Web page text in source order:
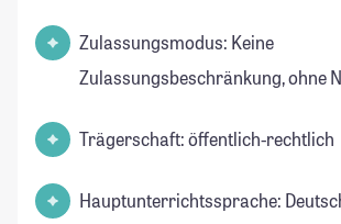
Zulassungsmodus: Keine
Zulassungsbeschränkung, ohne
Trägerschaft: öffentlich-rechtlich
Hauptunterrichtssprache: